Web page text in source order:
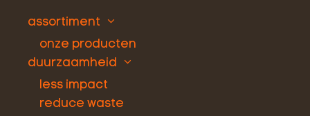
assortiment
onze producten
duurzaamheid
less impact
reduce waste